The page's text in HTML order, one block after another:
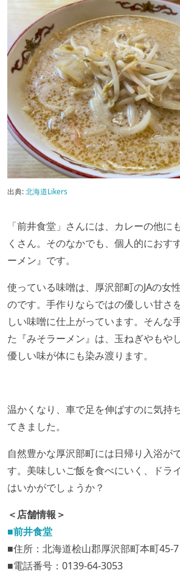
出典:北海道Likers
「前井食堂」さんには、カレーの他に
くさん。そのなかでも、個人的におす
ーメン』です。
使っている味噌は、厚沢部町のJAの女
のです。手作りならではの優しい甘さ
しい味噌に仕上がっています。そんな
た『みそラーメン』は、玉ねぎやもや
優しい味が体にも染み渡ります。
温かくなり、車で足を伸ばすのに気持
てきました。
自然豊かな厚沢部町には日帰り入浴が
す。美味しいご飯を食べにいく、ドラ
はいかがでしょうか？
＜店舗情報＞
■前井食堂
■住所：北海道桧山郡厚沢部町本町45-7
■電話番号：0139-64-3053